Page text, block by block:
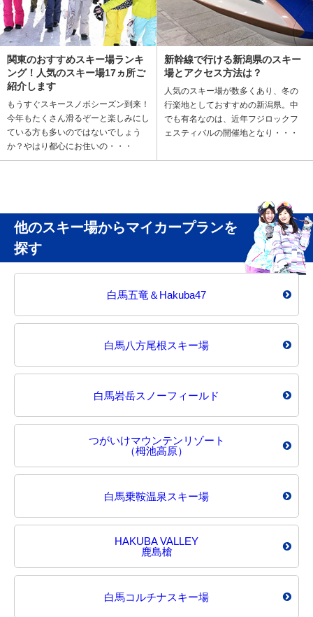
関東のおすすめスキー場ランキ
ング！人気のスキー場17ヵ所ご
紹介します
もうすぐスキースノボシーズン到来！
今年もたくさん滑るぞーと楽しみにし
ている方も多いのではないでしょう
か？やはり都心にお住いの・・・
新幹線で行ける新潟県のスキー
場とアクセス方法は？
人気のスキー場が数多くあり、冬の
行楽地としておすすめの新潟県。中
でも有名なのは、近年フジロックフ
ェスティバルの開催地となり・・・
他のスキー場からマイカープランを
探す
白馬五竜＆Hakuba47
白馬八方尾根スキー場
白馬岩岳スノーフィールド
つがいけマウンテンリゾート
（栂池高原）
白馬乗鞍温泉スキー場
HAKUBA VALLEY
鹿島槍
白馬コルチナスキー場